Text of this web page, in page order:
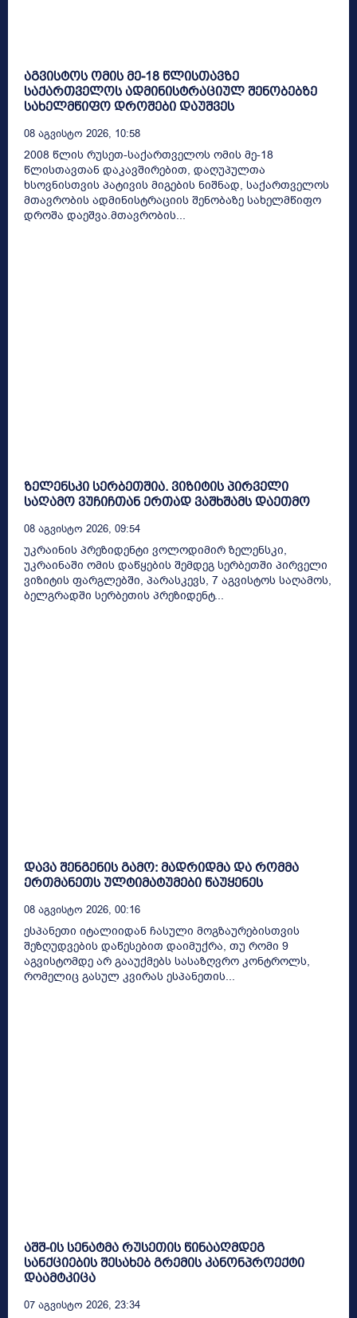
აგვისტოს ომის მე-18 წლისთავზე
საქართველოს ადმინისტრაციულ შენობებზე
სახელმწიფო დროშები დაუშვეს
08 Აგვისტო 2026, 10:58
2008 წლის რუსეთ-საქართველოს ომის მე-18
წლისთავთან დაკავშირებით, დაღუპულთა
ხსოვნისთვის პატივის მიგების ნიშნად, საქართველოს
მთავრობის ადმინისტრაციის შენობაზე სახელმწიფო
დროშა დაეშვა.მთავრობის...
ზელენსკი სერბეთშია. ვიზიტის პირველი
საღამო ვუჩიჩთან ერთად ვაშხშამს დაეთმო
08 Აგვისტო 2026, 09:54
უკრაინის პრეზიდენტი ვოლოდიმირ ზელენსკი,
უკრაინაში ომის დაწყების შემდეგ სერბეთში პირველი
ვიზიტის ფარგლებში, პარასკევს, 7 აგვისტოს საღამოს,
ბელგრადში სერბეთის პრეზიდენტ...
დავა შენგენის გამო: მადრიდმა და რომმა
ერთმანეთს ულტიმატუმები წაუყენეს
08 Აგვისტო 2026, 00:16
ესპანეთი იტალიიდან ჩასული მოგზაურებისთვის
შეზღუდვების დაწესებით დაიმუქრა, თუ რომი 9
აგვისტომდე არ გააუქმებს სასაზღვრო კონტროლს,
რომელიც გასულ კვირას ესპანეთის...
აშშ-ის სენატმა რუსეთის წინააღმდეგ
სანქციების შესახებ გრემის კანონპროექტი
დაამტკიცა
07 Აგვისტო 2026, 23:34